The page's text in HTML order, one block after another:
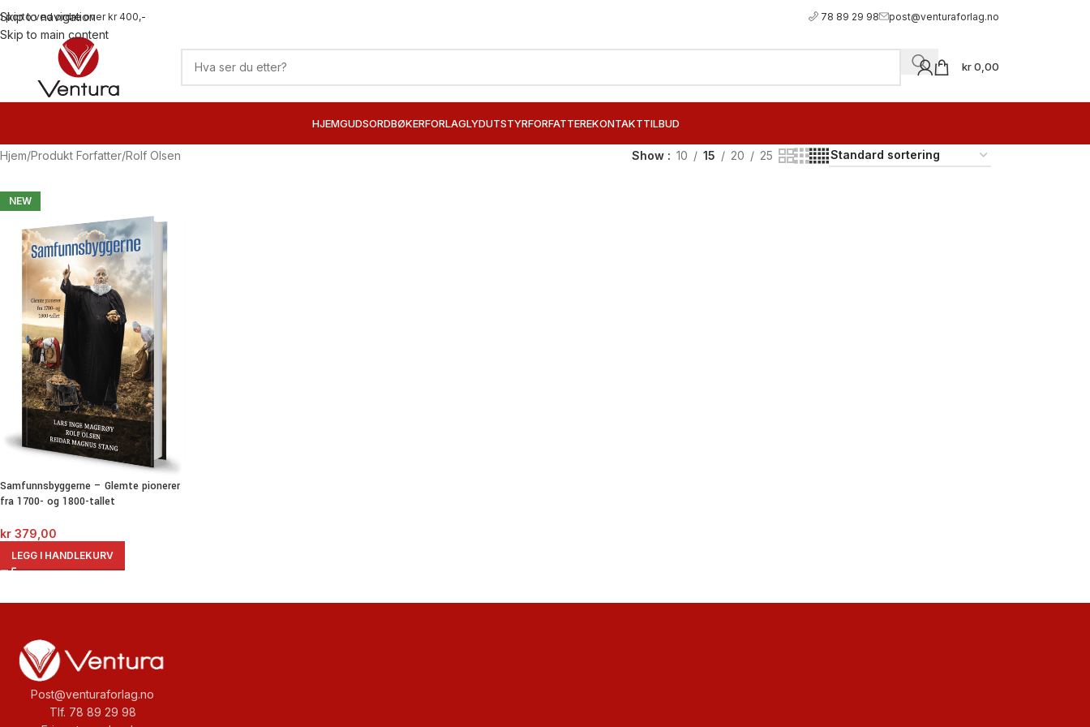
Skip to navigation
Skip to main content
porto ved ordre over kr 400,- 78 89 29 98 post@venturaforlag.no
kr0,00
HJEMGUDSORDBØKERFORLAGLYDUTSTYRFORFATTEREKONTAKTTILBUD
Hjem Produkt Forfatter Rolf Olsen Show 10 15 20 25
NEW
Samfunnsbyggerne – Glemte pionerer
fra 1700- og 1800-tallet
kr 379,00
LEGG I HANDLEKURV
Post@venturaforlag.no
Tlf. 78 89 29 98